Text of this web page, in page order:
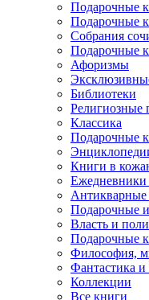
Подарочные
Подарочные
Собрания
Подарочные
Афоризмы
Библиотеки
Религиозные
Классика
Подарочные
Книги в
Ежедневники
Антикварные
Подарочные
Власть и
Подарочные
Философия,
Фантастика и
Коллекции
Все книги